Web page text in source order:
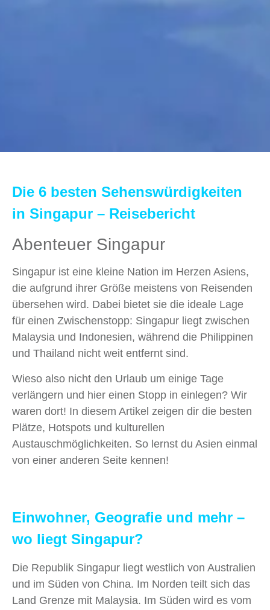
Die 6 besten Sehenswürdigkeiten
in Singapur – Reisebericht
Abenteuer Singapur
Singapur ist eine kleine Nation im Herzen Asiens,
die aufgrund ihrer Größe meistens von Reisenden
übersehen wird. Dabei bietet sie die ideale Lage
für einen Zwischenstopp: Singapur liegt zwischen
Malaysia und Indonesien, während die Philippinen
und Thailand nicht weit entfernt sind.
Wieso also nicht den Urlaub um einige Tage
verlängern und hier einen Stopp in einlegen? Wir
waren dort! In diesem Artikel zeigen dir die besten
Plätze, Hotspots und kulturellen
Austauschmöglichkeiten. So lernst du Asien einmal
von einer anderen Seite kennen!
Einwohner, Geografie und mehr –
wo liegt Singapur?
Die Republik Singapur liegt westlich von Australien
und im Süden von China. Im Norden teilt sich das
Land Grenze mit Malaysia. Im Süden wird es vom